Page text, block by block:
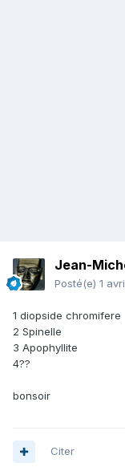
Jean-
Posté(e) 1
1 diopside chromifere
2 Spinelle
3 Apophyllite
4??
bonsoir
Citer